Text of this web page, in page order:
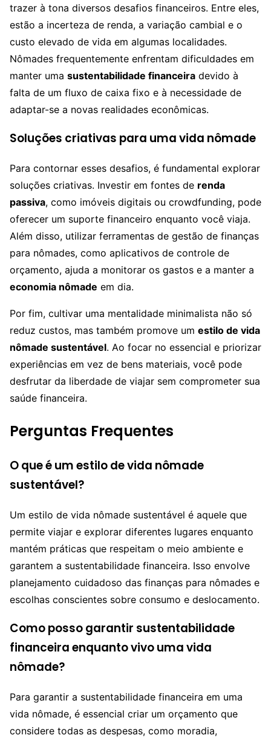
trazer à tona diversos desafios financeiros. Entre eles,
estão a incerteza de renda, a variação cambial e o
custo elevado de vida em algumas localidades.
Nômades frequentemente enfrentam dificuldades em
manter uma sustentabilidade financeira devido à
falta de um fluxo de caixa fixo e à necessidade de
adaptar-se a novas realidades econômicas.
Soluções criativas para uma vida nômade
Para contornar esses desafios, é fundamental explorar
soluções criativas. Investir em fontes de renda
passiva, como imóveis digitais ou crowdfunding, pode
oferecer um suporte financeiro enquanto você viaja.
Além disso, utilizar ferramentas de gestão de finanças
para nômades, como aplicativos de controle de
orçamento, ajuda a monitorar os gastos e a manter a
economia nômade em dia.
Por fim, cultivar uma mentalidade minimalista não só
reduz custos, mas também promove um estilo de vida
nômade sustentável. Ao focar no essencial e priorizar
experiências em vez de bens materiais, você pode
desfrutar da liberdade de viajar sem comprometer sua
saúde financeira.
Perguntas Frequentes
O que é um estilo de vida nômade
sustentável?
Um estilo de vida nômade sustentável é aquele que
permite viajar e explorar diferentes lugares enquanto
mantém práticas que respeitam o meio ambiente e
garantem a sustentabilidade financeira. Isso envolve
planejamento cuidadoso das finanças para nômades e
escolhas conscientes sobre consumo e deslocamento.
Como posso garantir sustentabilidade
financeira enquanto vivo uma vida
nômade?
Para garantir a sustentabilidade financeira em uma
vida nômade, é essencial criar um orçamento que
considere todas as despesas, como moradia,